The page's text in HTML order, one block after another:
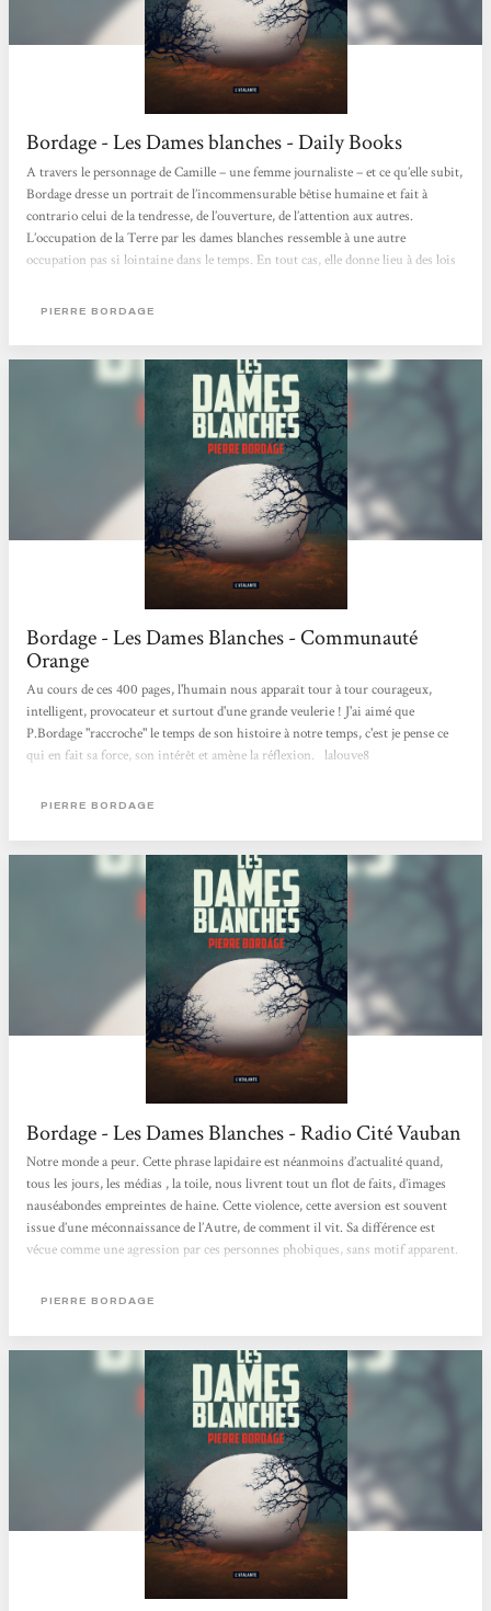
Bordage - Les Dames blanches - Daily Books
A travers le personnage de Camille – une femme journaliste – et ce qu’elle subit,
Bordage dresse un portrait de l’incommensurable bêtise humaine et fait à
contrario celui de la tendresse, de l’ouverture, de l’attention aux autres.
L’occupation de la Terre par les dames blanches ressemble à une autre
occupation pas si lointaine dans le temps. En tout cas, elle donne lieu à des lois
vraiment pessimiste. Bordage offre à certains personnages la possibilité de se
PIERRE BORDAGE
Bordage - Les Dames Blanches - Communauté
Orange
Au cours de ces 400 pages, l'humain nous apparaît tour à tour courageux,
intelligent, provocateur et surtout d'une grande veulerie ! J'ai aimé que
P.Bordage "raccroche" le temps de son histoire à notre temps, c'est je pense ce
qui en fait sa force, son intérêt et amène la réflexion. lalouve8
PIERRE BORDAGE
Bordage - Les Dames Blanches - Radio Cité Vauban
Notre monde a peur. Cette phrase lapidaire est néanmoins d’actualité quand,
tous les jours, les médias , la toile, nous livrent tout un flot de faits, d’images
nauséabondes empreintes de haine. Cette violence, cette aversion est souvent
issue d’une méconnaissance de l’Autre, de comment il vit. Sa différence est
vécue comme une agression par ces personnes phobiques, sans motif apparent.
son nouveau roman paru aux éditions l’Atalante. Tout commence par une
PIERRE BORDAGE